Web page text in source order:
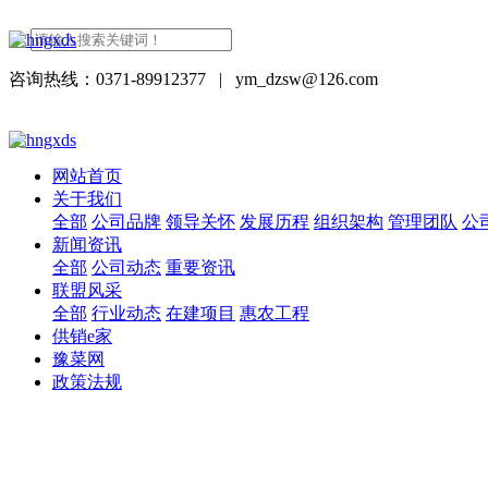
咨询热线：0371-89912377 | ym_dzsw@126.com
网站首页
关于我们
全部 公司品牌 领导关怀 发展历程 组织架构 管理团队 公
新闻资讯
全部 公司动态 重要资讯
联盟风采
全部 行业动态 在建项目 惠农工程
供销e家
豫菜网
政策法规